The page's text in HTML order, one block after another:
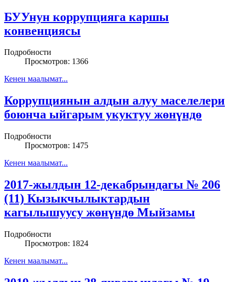
БУУнун коррупцияга каршы
конвенциясы
Подробности
Просмотров: 1366
Кенен маалымат...
Коррупциянын алдын алуу маселелери
боюнча ыйгарым укуктуу жөнүндө
Подробности
Просмотров: 1475
Кенен маалымат...
2017-жылдын 12-декабрындагы № 206
(11) Кызыкчылыктардын
кагылышуусу жөнүндө Мыйзамы
Подробности
Просмотров: 1824
Кенен маалымат...